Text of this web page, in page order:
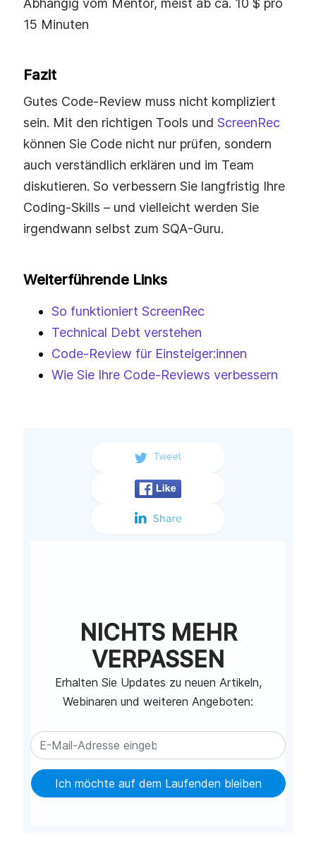
15 Minuten
Fazit
Gutes Code-Review muss nicht kompliziert
sein. Mit den richtigen Tools und ScreenRec
können Sie Code nicht nur prüfen, sondern
auch verständlich erklären und im Team
diskutieren. So verbessern Sie langfristig Ihre
Coding-Skills – und vielleicht werden Sie
irgendwann selbst zum SQA-Guru.
Weiterführende Links
So funktioniert ScreenRec
Technical Debt verstehen
Code-Review für Einsteiger:innen
Wie Sie Ihre Code-Reviews verbessern
NICHTS MEHR
VERPASSEN
Erhalten Sie Updates zu neuen Artikeln,
Webinaren und weiteren Angeboten:
Ich möchte auf dem Laufenden bleiben